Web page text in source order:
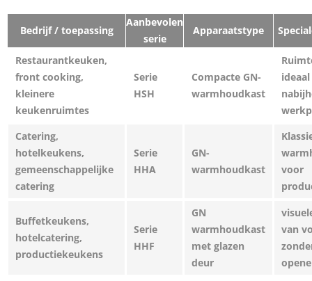
Bedrijf / toepassing
Aanbevolen
serie
Apparaatstype
Restaurantkeuken,
front cooking,
kleinere
keukenruimtes
Serie
HSH
Compacte GN-
warmhoudkast
Catering,
hotelkeukens,
gemeenschappelijke
catering
Serie
HHA
GN-
warmhoudkast
voor
Buffetkeukens,
hotelcatering,
productiekeukens
Serie
HHF
GN
warmhoudkast
met glazen
deur
van